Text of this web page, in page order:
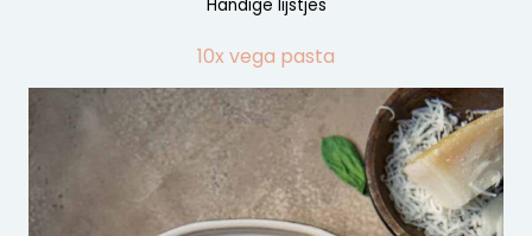
Handige lijstjes
10x vega pasta